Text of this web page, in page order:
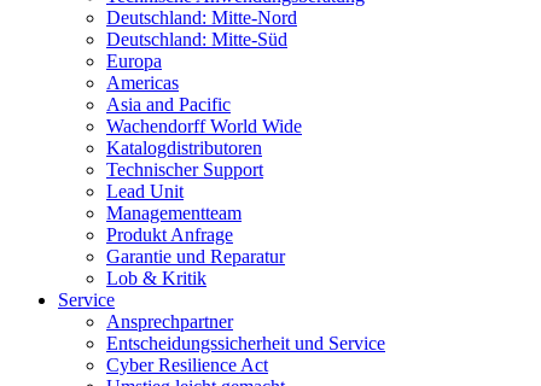
Deutschland: Mitte-Nord
Deutschland: Mitte-Süd
Europa
Americas
Asia and Pacific
Wachendorff World Wide
Katalogdistributoren
Technischer Support
Lead Unit
Managementteam
Produkt Anfrage
Garantie und Reparatur
Lob & Kritik
Service
Ansprechpartner
Entscheidungssicherheit und Service
Cyber Resilience Act